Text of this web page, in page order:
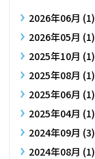
2026年06月 (1)
2026年05月 (1)
2025年10月 (1)
2025年08月 (1)
2025年06月 (1)
2025年04月 (1)
2024年09月 (3)
2024年08月 (1)